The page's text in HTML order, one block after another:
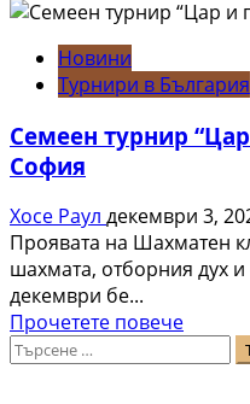
Новини
Турнири в България
Семеен турнир
София
Хосе Раул декември 3,
Проявата на Шахматен
шахмата, отборния дух
декември бе...
Прочетете повечеRead
Търсене